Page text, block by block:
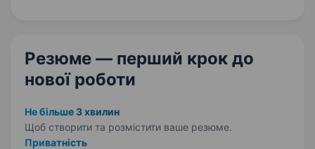
головним…
Резюме — перший крок до
нової роботи
Не більше 3 хвилин
Щоб створити та розмістити ваше резюме.
Приватність